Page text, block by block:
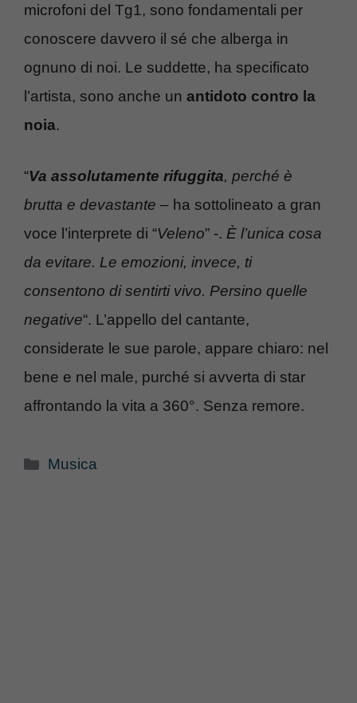
microfoni del Tg1, sono fondamentali per
conoscere davvero il sé che alberga in
ognuno di noi. Le suddette, ha specificato
l’artista, sono anche un antidoto contro la
noia.
“Va assolutamente rifuggita, perché è
brutta e devastante – ha sottolineato a gran
voce l’interprete di “Veleno” -. È l’unica cosa
da evitare. Le emozioni, invece, ti
consentono di sentirti vivo. Persino quelle
negative“. L’appello del cantante,
considerate le sue parole, appare chiaro: nel
bene e nel male, purché si avverta di star
affrontando la vita a 360°. Senza remore.
Categorie
Musica